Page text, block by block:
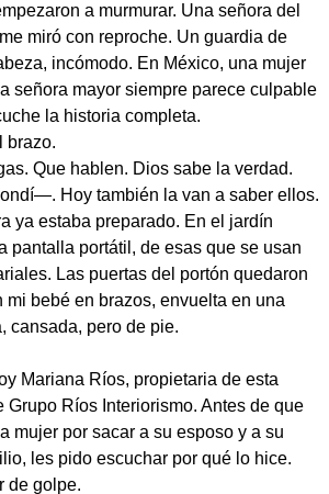
a murmurar. Una señora del
miró con reproche. Un guardia de
incómodo. En México, una mujer
señora mayor siempre parece culpable
la historia completa.
brazo.
Que hablen. Dios sabe la verdad.
Hoy también la van a saber ellos.
ya estaba preparado. En el jardín
pantalla portátil, de esas que se usan
Las puertas del portón quedaron
mi bebé en brazos, envuelta en una
cansada, pero de pie.
Mariana Ríos, propietaria de esta
Grupo Ríos Interiorismo. Antes de que
mujer por sacar a su esposo y a su
les pido escuchar por qué lo hice.
de golpe.